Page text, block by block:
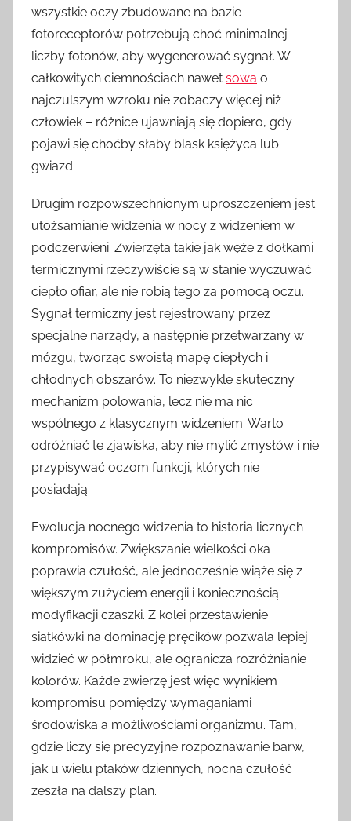
wszystkie oczy zbudowane na bazie
fotoreceptorów potrzebują choć minimalnej
liczby fotonów, aby wygenerować sygnał. W
całkowitych ciemnościach nawet sowa o
najczulszym wzroku nie zobaczy więcej niż
człowiek – różnice ujawniają się dopiero, gdy
pojawi się choćby słaby blask księżyca lub
gwiazd.
Drugim rozpowszechnionym uproszczeniem jest
utożsamianie widzenia w nocy z widzeniem w
podczerwieni. Zwierzęta takie jak węże z dołkami
termicznymi rzeczywiście są w stanie wyczuwać
ciepło ofiar, ale nie robią tego za pomocą oczu.
Sygnał termiczny jest rejestrowany przez
specjalne narządy, a następnie przetwarzany w
mózgu, tworząc swoistą mapę ciepłych i
chłodnych obszarów. To niezwykle skuteczny
mechanizm polowania, lecz nie ma nic
wspólnego z klasycznym widzeniem. Warto
odróżniać te zjawiska, aby nie mylić zmysłów i nie
przypisywać oczom funkcji, których nie
posiadają.
Ewolucja nocnego widzenia to historia licznych
kompromisów. Zwiększanie wielkości oka
poprawia czułość, ale jednocześnie wiąże się z
większym zużyciem energii i koniecznością
modyfikacji czaszki. Z kolei przestawienie
siatkówki na dominację pręcików pozwala lepiej
widzieć w półmroku, ale ogranicza rozróżnianie
kolorów. Każde zwierzę jest więc wynikiem
kompromisu pomiędzy wymaganiami
środowiska a możliwościami organizmu. Tam,
gdzie liczy się precyzyjne rozpoznawanie barw,
jak u wielu ptaków dziennych, nocna czułość
zeszła na dalszy plan.